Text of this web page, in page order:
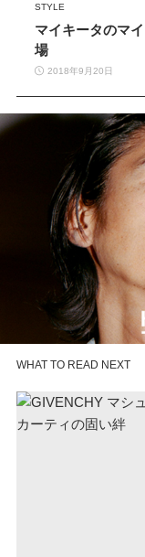
STYLE
マイキータのマ
場
2018年9月20日
WHAT TO READ NEXT